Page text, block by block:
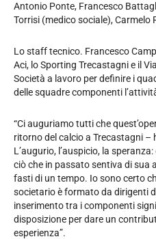
Antonio Ponte, Francesco
Torrisi (medico sociale), Carmelo
Lo staff tecnico. Francesco
Aci, lo Sporting Trecastagni e il
Società a lavoro per definire i
delle squadre componenti
“Ci auguriamo tutti che
ritorno del calcio a Trecastagni –
L’augurio, l’auspicio, la
ciò che in passato sentiva di sua
fasti di un tempo. Io sono certo
societario è formato da dirigenti
inserimento tra i componenti
disposizione per dare un
esperienza”.